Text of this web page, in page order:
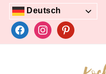
Skip
content
Deutsch
facebookinstagrampinterest